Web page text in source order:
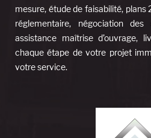
mesure, étude de faisabilité, plans
réglementaire, négociation
assistance maîtrise d’ouvrage,
chaque étape de votre projet
votre service.